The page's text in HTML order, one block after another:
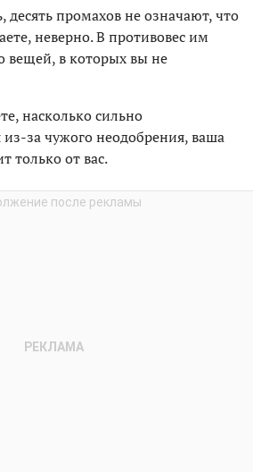
десять промахов не означают, что
неверно. В противовес им
вещей, в которых вы не
насколько сильно
из-за чужого неодобрения, ваша
только от вас.